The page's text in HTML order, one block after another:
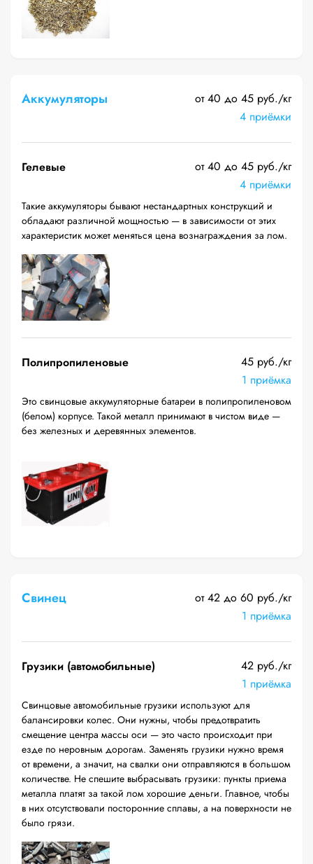
Аккумуляторы
от 40 до 45 руб./кг
4 приёмки
Гелевые
от 40 до 45 руб./кг
4 приёмки
Такие аккумуляторы бывают нестандартных конструкций и
обладают различной мощностью — в зависимости от этих
характеристик может меняться цена вознаграждения за лом.
Полипропиленовые
45 руб./кг
1 приёмка
Это свинцовые аккумуляторные батареи в полипропиленовом
(белом) корпусе. Такой металл принимают в чистом виде —
без железных и деревянных элементов.
Свинец
от 42 до 60 руб./кг
1 приёмка
Грузики (автомобильные)
42 руб./кг
1 приёмка
Свинцовые автомобильные грузики используют для
балансировки колес. Они нужны, чтобы предотвратить
смещение центра массы оси — это часто происходит при
езде по неровным дорогам. Заменять грузики нужно время
от времени, а значит, на свалки они отправляются в большом
количестве. Не спешите выбрасывать грузики: пункты приема
металла платят за такой лом хорошие деньги. Главное, чтобы
в них отсутствовали посторонние сплавы, а на поверхности не
было грязи.